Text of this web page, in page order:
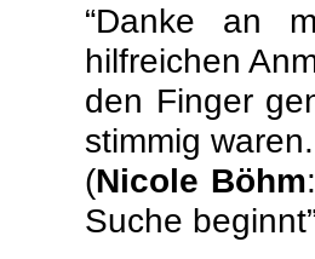
“Danke an
hilfreichen
den Finger
stimmig
(Nicole Böhm
Suche